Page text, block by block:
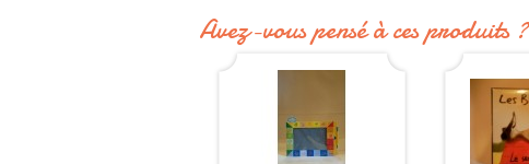
Avez-vous pensé à ces produits ?